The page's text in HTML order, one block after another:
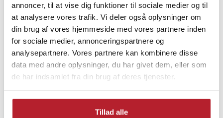
annoncer, til at vise dig funktioner til sociale medier og til
at analysere vores trafik. Vi deler også oplysninger om
din brug af vores hjemmeside med vores partnere inden
for sociale medier, annonceringspartnere og
analysepartnere. Vores partnere kan kombinere disse
data med andre oplysninger, du har givet dem, eller som
de har indsamlet fra din brug af deres tjenester.
Tillad alle